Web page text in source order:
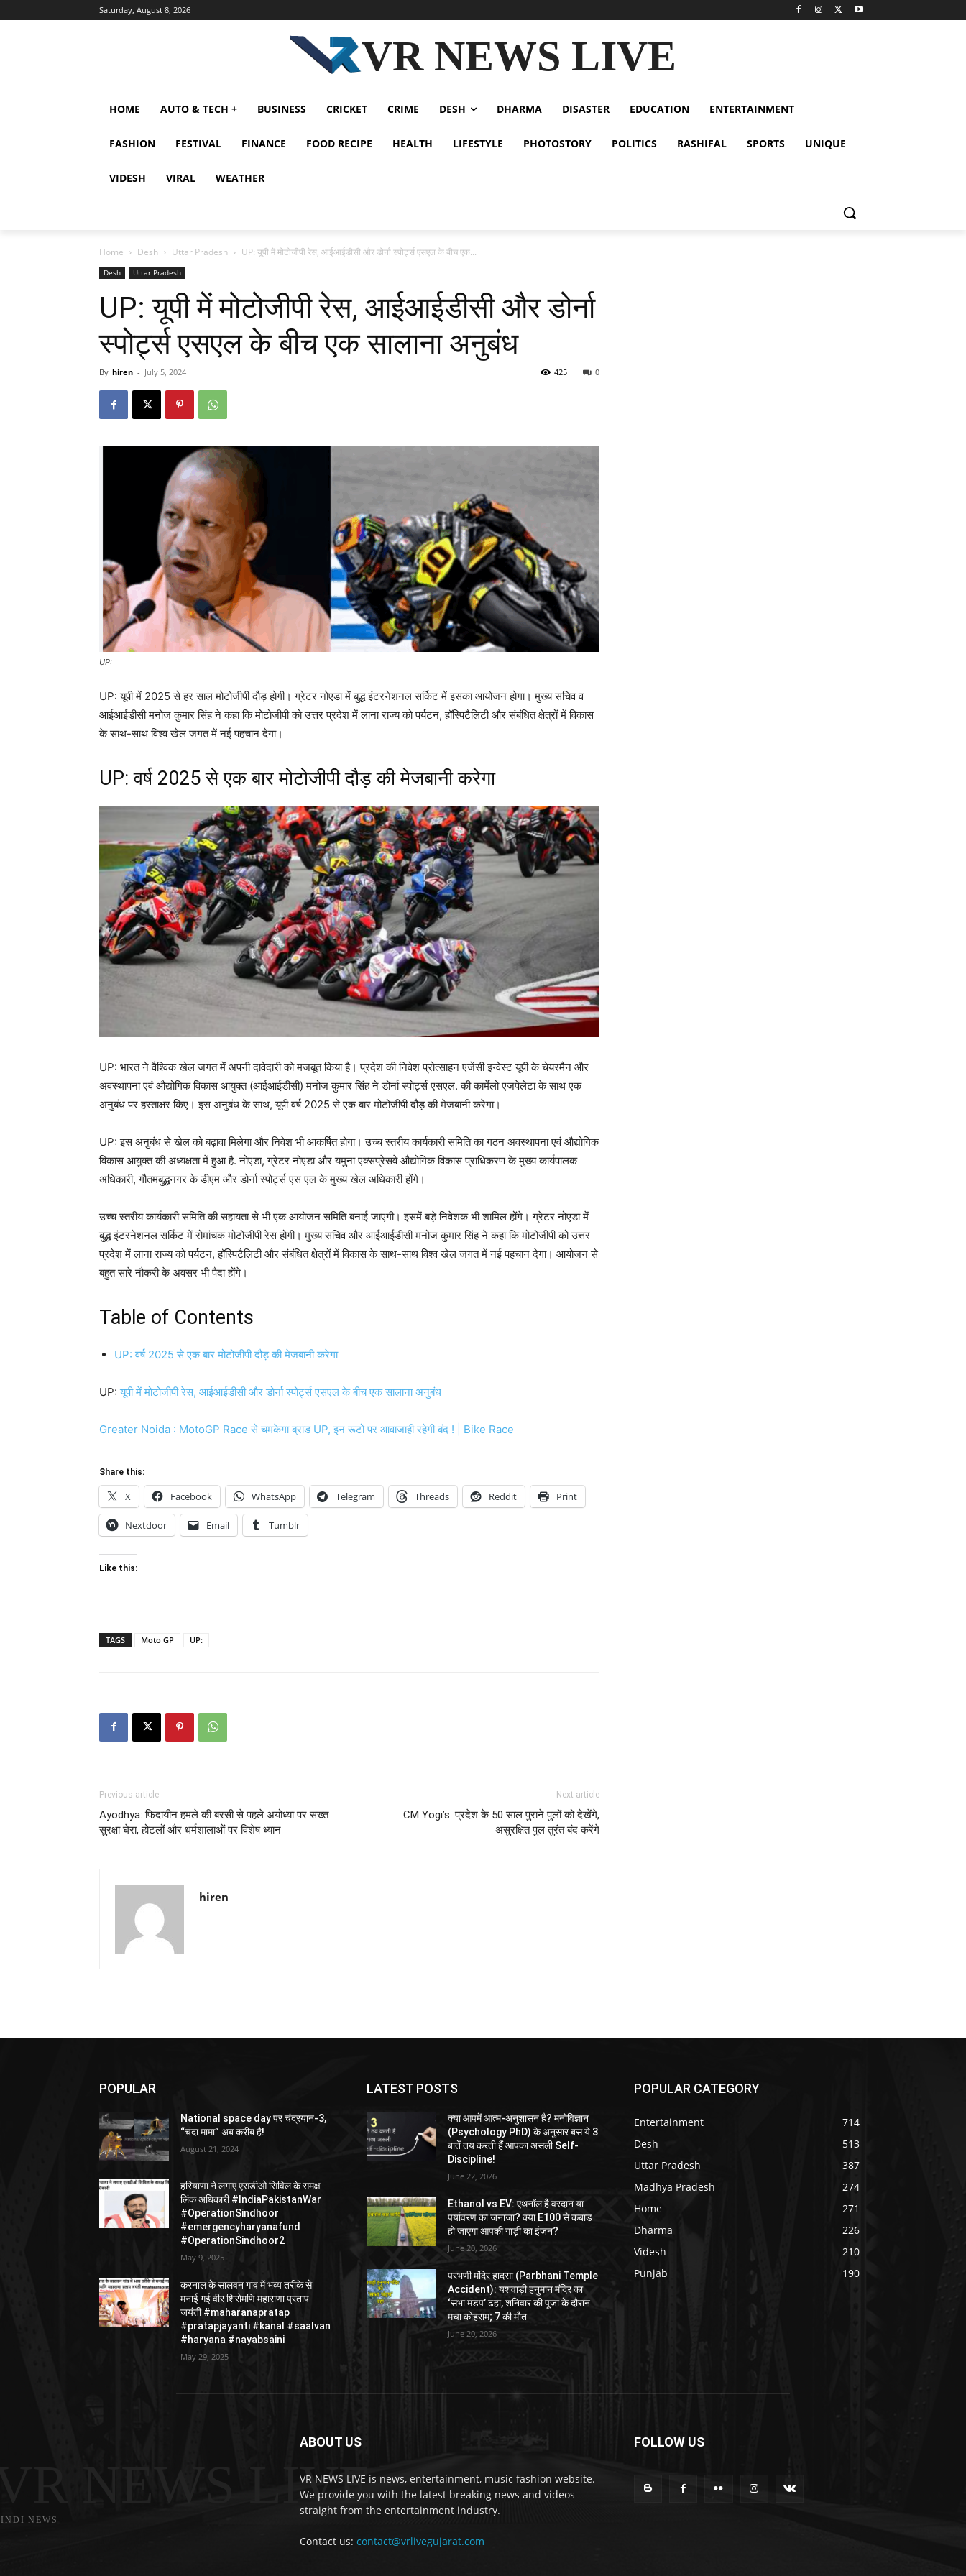
Saturday, August 8, 2026
VR NEWS LIVE
HOME AUTO & TECH + BUSINESS CRICKET CRIME DESH DHARMA DISASTER EDUCATION ENTERTAINMENT
FASHION FESTIVAL FINANCE FOOD RECIPE HEALTH LIFESTYLE PHOTOSTORY POLITICS RASHIFAL SPORTS UNIQUE
VIDESH VIRAL WEATHER
Home Desh Uttar Pradesh UP: यूपी में मोटोजीपी रेस, आईआईडीसी और डोर्ना स्पोर्ट्स एसएल के बीच एक...
Desh Uttar Pradesh
UP: यूपी में मोटोजीपी रेस, आईआईडीसी और डोर्ना
स्पोर्ट्स एसएल के बीच एक सालाना अनुबंध
By hiren - July 5, 2024 0
425
UP:
UP: यूपी में 2025 से हर साल मोटोजीपी दौड़ होगी। ग्रेटर नोएडा में बुद्ध इंटरनेशनल सर्किट में इसका आयोजन होगा। मुख्य सचिव व
आईआईडीसी मनोज कुमार सिंह ने कहा कि मोटोजीपी को उत्तर प्रदेश में लाना राज्य को पर्यटन, हॉस्पिटैलिटी और संबंधित क्षेत्रों में विकास
के साथ-साथ विश्व खेल जगत में नई पहचान देगा।
UP: वर्ष 2025 से एक बार मोटोजीपी दौड़ की मेजबानी करेगा
UP: भारत ने वैश्विक खेल जगत में अपनी दावेदारी को मजबूत किया है। प्रदेश की निवेश प्रोत्साहन एजेंसी इन्वेस्ट यूपी के चेयरमैन और
अवस्थापना एवं औद्योगिक विकास आयुक्त (आईआईडीसी) मनोज कुमार सिंह ने डोर्ना स्पोर्ट्स एसएल. की कार्मेलो एजपेलेटा के साथ एक
अनुबंध पर हस्ताक्षर किए। इस अनुबंध के साथ, यूपी वर्ष 2025 से एक बार मोटोजीपी दौड़ की मेजबानी करेगा।
UP: इस अनुबंध से खेल को बढ़ावा मिलेगा और निवेश भी आकर्षित होगा। उच्च स्तरीय कार्यकारी समिति का गठन अवस्थापना एवं औद्योगिक
विकास आयुक्त की अध्यक्षता में हुआ है. नोएडा, ग्रेटर नोएडा और यमुना एक्सप्रेसवे औद्योगिक विकास प्राधिकरण के मुख्य कार्यपालक
अधिकारी, गौतमबुद्धनगर के डीएम और डोर्ना स्पोर्ट्स एस एल के मुख्य खेल अधिकारी होंगे।
उच्च स्तरीय कार्यकारी समिति की सहायता से भी एक आयोजन समिति बनाई जाएगी। इसमें बड़े निवेशक भी शामिल होंगे। ग्रेटर नोएडा में
बुद्ध इंटरनेशनल सर्किट में रोमांचक मोटोजीपी रेस होगी। मुख्य सचिव और आईआईडीसी मनोज कुमार सिंह ने कहा कि मोटोजीपी को उत्तर
प्रदेश में लाना राज्य को पर्यटन, हॉस्पिटैलिटी और संबंधित क्षेत्रों में विकास के साथ-साथ विश्व खेल जगत में नई पहचान देगा। आयोजन से
बहुत सारे नौकरी के अवसर भी पैदा होंगे।
Table of Contents
UP: वर्ष 2025 से एक बार मोटोजीपी दौड़ की मेजबानी करेगा
UP:यूपी में मोटोजीपी रेस, आईआईडीसी और डोर्ना स्पोर्ट्स एसएल के बीच एक सालाना अनुबंध
Greater Noida : MotoGP Race से चमकेगा ब्रांड UP, इन रूटों पर आवाजाही रहेगी बंद ! | Bike Race
Share this:
X Facebook WhatsApp Telegram Threads Reddit Print
Nextdoor Email Tumblr
Like this:
TAGS Moto GP UP:
Previous article
Ayodhya: फिदायीन हमले की बरसी से पहले अयोध्या पर सख्त
सुरक्षा घेरा, होटलों और धर्मशालाओं पर विशेष ध्यान
Next article
CM Yogi’s: प्रदेश के 50 साल पुराने पुलों को देखेंगे,
असुरक्षित पुल तुरंत बंद करेंगे
hiren
POPULAR
National space day पर चंद्रयान-3,
“चंदा मामा” अब करीब है!
August 21, 2024
हरियाणा ने लगाए एसडीओ सिविल के समक्ष
लिंक अधिकारी #IndiaPakistanWar
#OperationSindhoor
#emergencyharyanafund
#OperationSindhoor2
May 9, 2025
करनाल के सालवन गांव में भव्य तरीके से
मनाई गई वीर शिरोमणि महाराणा प्रताप
जयंती #maharanapratap
#pratapjayanti #kanal #saalvan
#haryana #nayabsaini
May 29, 2025
LATEST POSTS
क्या आपमें आत्म-अनुशासन है? मनोविज्ञान
(Psychology PhD) के अनुसार बस ये 3
बातें तय करती हैं आपका असली Self-
Discipline!
June 22, 2026
Ethanol vs EV: एथनॉल है वरदान या
पर्यावरण का जनाजा? क्या E100 से कबाड़
हो जाएगा आपकी गाड़ी का इंजन?
June 20, 2026
परभणी मंदिर हादसा (Parbhani Temple
Accident): यशवाड़ी हनुमान मंदिर का
‘सभा मंडप’ ढहा, शनिवार की पूजा के दौरान
मचा कोहराम; 7 की मौत
June 20, 2026
POPULAR CATEGORY
Entertainment
714
Desh
513
Uttar Pradesh
387
Madhya Pradesh
274
Home
271
Dharma
226
Videsh
210
Punjab
190
NEWS LIVE
NEWS
ABOUT US
VR NEWS LIVE is news, entertainment, music fashion website.
We provide you with the latest breaking news and videos
straight from the entertainment industry.
Contact us: contact@vrlivegujarat.com
FOLLOW US